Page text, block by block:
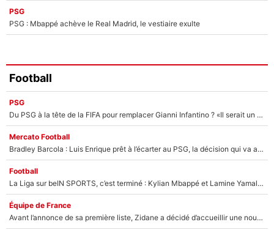
PSG
PSG : Mbappé achève le Real Madrid, le vestiaire exulte
Football
PSG
Du PSG à la tête de la FIFA pour remplacer Gianni Infantino ? «Il serait un mauvais président», le patron de la Liga s'attaque à Nasser Al-Khelaïfi !
Mercato Football
Bradley Barcola : Luis Enrique prêt à l’écarter au PSG, la décision qui va accélérer son transfert à Liverpool ?
Football
La Liga sur beIN SPORTS, c’est terminé : Kylian Mbappé et Lamine Yamal changent de chaîne, «le moment était venu d'ouvrir un nouveau chapitre»
Équipe de France
Avant l’annonce de sa première liste, Zidane a décidé d’accueillir une nouvelle tête en équipe de France